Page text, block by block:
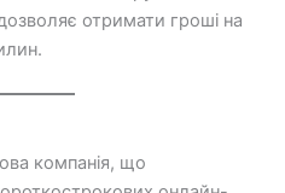
отримати гроші на
компанія, що